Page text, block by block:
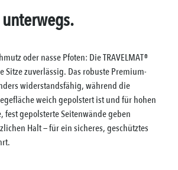
oder nasse Pfoten: Die TRAVELMAT®
Sitze zuverlässig. Das robuste Premium-
widerstandsfähig, während die
weich gepolstert ist und für hohen
fest gepolsterte Seitenwände geben
Halt — für ein sicheres, geschütztes